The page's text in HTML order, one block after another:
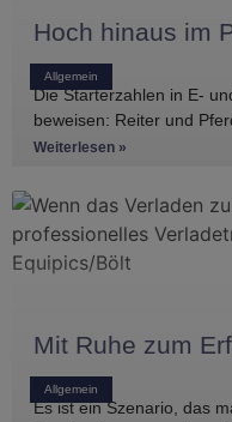
Allgemein
Hoch hinaus im
Die Starterzahlen in E-
beweisen: Reiter und
haben, gibt es
Weiterlesen »
Allgemein
Mit Ruhe zum
Es ist ein Szenario, das